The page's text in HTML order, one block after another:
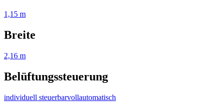
1,15 m
Breite
2,16 m
Belüftungssteuerung
individuell steuerbarvollautomatisch